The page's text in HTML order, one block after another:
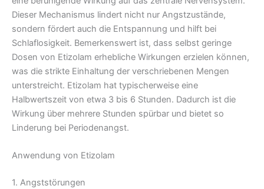
Dieser Mechanismus lindert nicht nur Angstzustände,
sondern fördert auch die Entspannung und hilft bei
Schlaflosigkeit. Bemerkenswert ist, dass selbst geringe
Dosen von Etizolam erhebliche Wirkungen erzielen können,
was die strikte Einhaltung der verschriebenen Mengen
unterstreicht. Etizolam hat typischerweise eine
Halbwertszeit von etwa 3 bis 6 Stunden. Dadurch ist die
Wirkung über mehrere Stunden spürbar und bietet so
Linderung bei Periodenangst.
Anwendung von Etizolam
1. Angststörungen